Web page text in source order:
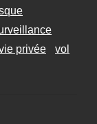
privée
vol